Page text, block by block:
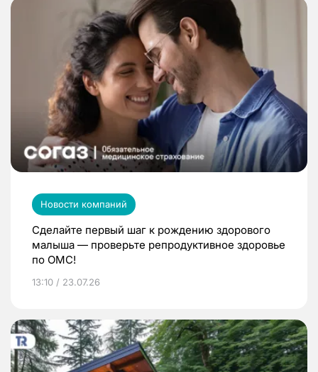
Новости компаний
Сделайте первый шаг к рождению здорового
малыша — проверьте репродуктивное здоровье
по ОМС!
13:10 / 23.07.26